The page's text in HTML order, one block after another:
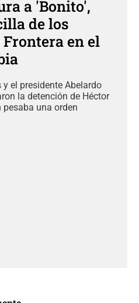
a 'Bonito',
de los
en el
el presidente Abelardo
la detención de Héctor
pesaba una orden